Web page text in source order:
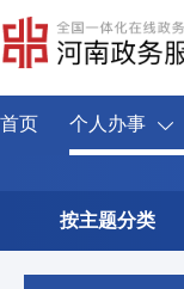
首页 个人办事
按主题分类